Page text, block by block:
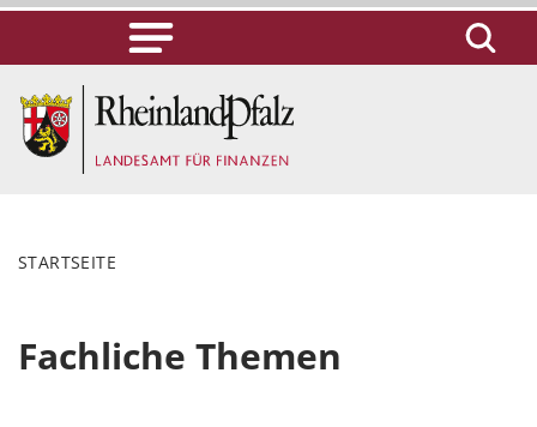
STARTSEITE
Fachliche Themen